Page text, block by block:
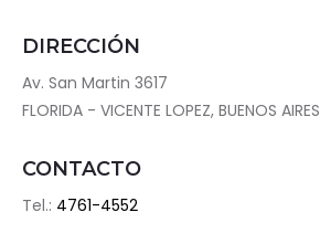
DIRECCIÓN
Av. San Martin 3617
FLORIDA - VICENTE LOPEZ, BUENOS AIRES
CONTACTO
Tel.: 4761-4552